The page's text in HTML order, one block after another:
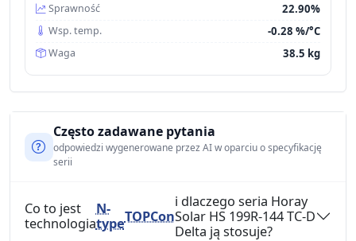
Sprawność
22.90%
Wsp. temp. -0.28 %/°C
Waga 38.5 kg
Często zadawane pytania
odpowiedzi wygenerowane przez AI w oparciu o specyfikację
serii
Co to jest
technologia
N-
typeTOPCon
i dlaczego seria Horay
Solar HS 199R-144 TC-D
Delta ją stosuje?